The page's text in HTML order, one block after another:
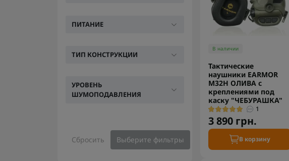
ПИТАНИЕ
ТИП КОНСТРУКЦИИ
УРОВЕНЬ
ШУМОПОДАВЛЕНИЯ
Сбросить Выберите фильтры
В наличии
Тактические
наушники EARMOR
M32H ОЛИВА с
креплениями под
каску "ЧЕБУРАШКА"
1
3 890 грн.
В корзину